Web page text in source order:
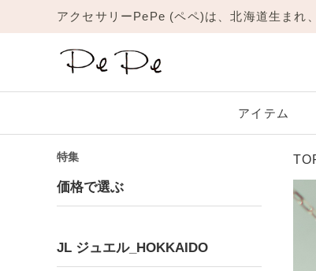
アクセサリーPePe (ペペ)は、北海道生まれ
アイテム
Platinum
プラチナ
Yellow
イエローゴ
1月 ガーネット
2月 アメ
JL
Amulet
ネックレス
特集
価格で選ぶ
JL ジュエル_HOKKAIDO